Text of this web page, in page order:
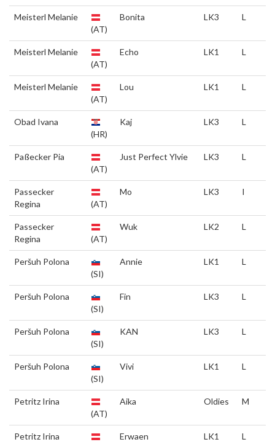
Meisterl Melanie
(AT)
Bonita LK3 L
Meisterl Melanie
(AT)
Echo LK1 L
Meisterl Melanie
(AT)
Lou LK1 L
Obad Ivana
(HR)
Kaj LK3 L
Paßecker Pia
(AT)
Just Perfect Ylvie LK3 L
Passecker
Regina
(AT)
Mo LK3 I
Passecker
Regina
(AT)
Wuk LK2 L
Peršuh Polona
(SI)
Annie LK1 L
Peršuh Polona
(SI)
Fin LK3 L
Peršuh Polona
(SI)
KAN LK3 L
Peršuh Polona
(SI)
Vivi LK1 L
Petritz Irina
(AT)
Aika Oldies M
Petritz Irina
Erwaen LK1 L